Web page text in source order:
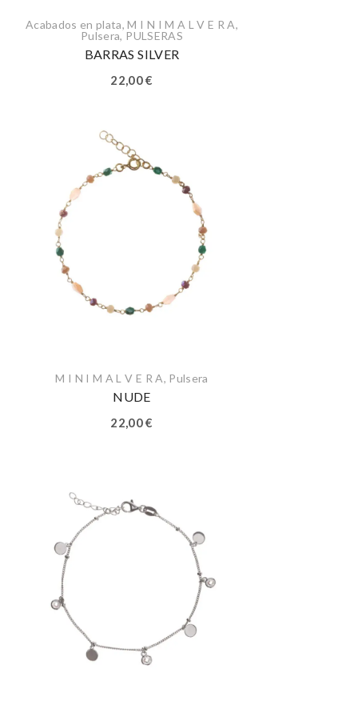
Acabados en plata,M I N I M A L V E R A,
Pulsera, PULSERAS
BARRAS SILVER
22,00€
M I N I M A L V E R A, Pulsera
NUDE
22,00€